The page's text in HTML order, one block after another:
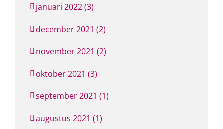
januari 2022 (3)
december 2021 (2)
november 2021 (2)
oktober 2021 (3)
september 2021 (1)
augustus 2021 (1)